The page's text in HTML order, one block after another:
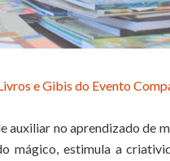
e Gibis do Evento
auxiliar no aprendizado de
mágico, estimula a